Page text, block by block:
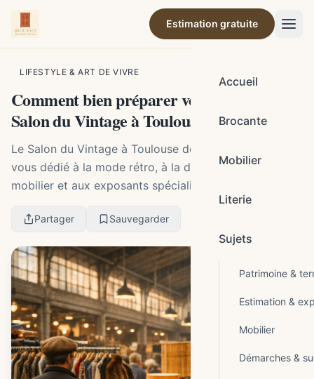
Estimation gratuite
Accueil
Brocante
Mobilier
Literie
Sujets
Patrimoine &
Estimation &
Mobilier
Démarches &
LIFESTYLE & ART DE VIVRE
Comment bien préparer votre visite au
Salon du Vintage à Toulouse
Le Salon du Vintage à Toulouse désigne un rendez-
vous dédié à la mode rétro, à la décoration, au
mobilier et aux exposants spécialisés. À Toulouse, il
faut distinguer des éditions récentes déjà instal...
Partager Sauvegarder